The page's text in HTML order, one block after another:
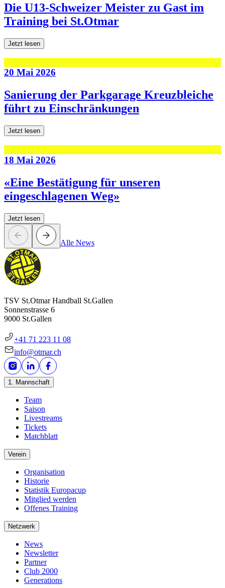
Die U13-Schweizer Meister zu Gast im
Training bei St.Otmar
Jetzt lesen
20 Mai 2026
Sanierung der Parkgarage Kreuzbleiche
führt zu Einschränkungen
Jetzt lesen
18 Mai 2026
«Eine Bestätigung für unseren
eingeschlagenen Weg»
Jetzt lesen
Alle News
TSV St.Otmar Handball St.Gallen
Sonnenstrasse 6
9000 St.Gallen
+41 71 223 11 08
info@otmar.ch
1. Mannschaft
Team
Saison
Livestreams
Tickets
Matchblatt
Verein
Organisation
Historie
Statistik Europacup
Mitglied werden
Offenes Training
Netzwerk
News
Newsletter
Partner
Club 2000
Generations